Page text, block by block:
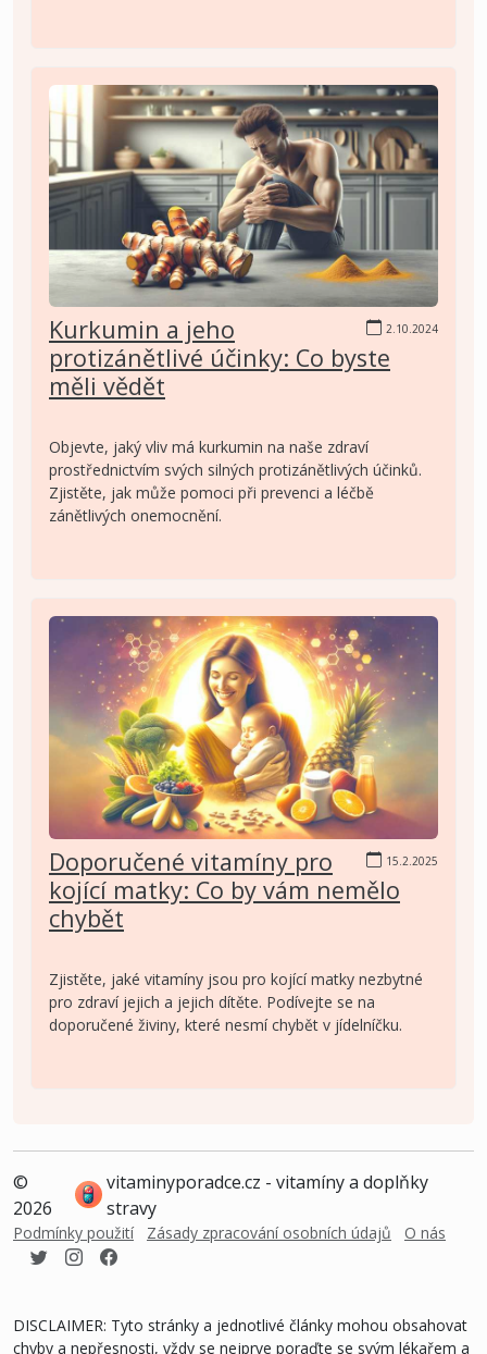
2.10.2024
Kurkumin a jeho
protizánětlivé účinky: Co byste
měli vědět
Objevte, jaký vliv má kurkumin na naše zdraví
prostřednictvím svých silných protizánětlivých účinků.
Zjistěte, jak může pomoci při prevenci a léčbě
zánětlivých onemocnění.
15.2.2025
Doporučené vitamíny pro
kojící matky: Co by vám nemělo
chybět
Zjistěte, jaké vitamíny jsou pro kojící matky nezbytné
pro zdraví jejich a jejich dítěte. Podívejte se na
doporučené živiny, které nesmí chybět v jídelníčku.
©
2026
vitaminyporadce.cz - vitamíny a doplňky
stravy
Podmínky použití Zásady zpracování osobních údajů O nás
DISCLAIMER: Tyto stránky a jednotlivé články mohou obsahovat
chyby a nepřesnosti, vždy se nejprve poraďte se svým lékařem a